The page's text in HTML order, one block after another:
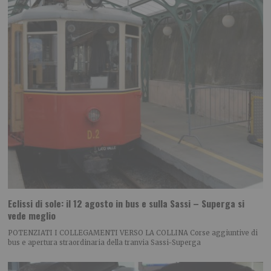
Eclissi di sole: il 12 agosto in bus e sulla Sassi – Superga si
vede meglio
POTENZIATI I COLLEGAMENTI VERSO LA COLLINA Corse aggiuntive di
bus e apertura straordinaria della tranvia Sassi-Superga